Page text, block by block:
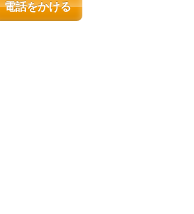
電話をかける